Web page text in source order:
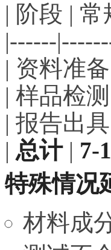
| 阶段 |
|------
| 资料准
| 样品检
| 报告出
| 总计| 7-
特殊情况
材料成